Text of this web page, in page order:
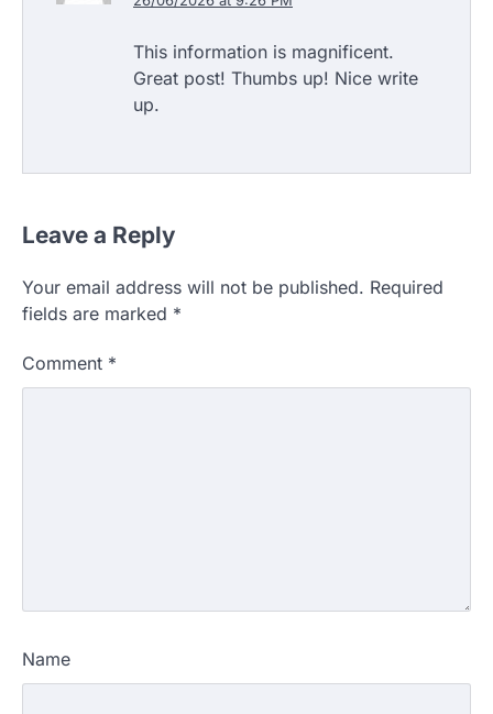
This information is magnificent.
Great post! Thumbs up! Nice write
up.
Leave a Reply
Your email address will not be published. Required
fields are marked *
Comment *
Name